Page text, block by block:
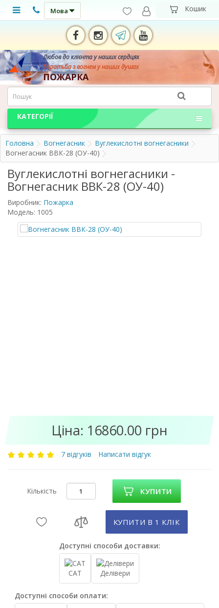
Мова
Любов до клієнта у наших сердцях
боротьба з вогнем у наших душах
ПОЖАРКА
КАТЕГОРІЇ
Головна Вогнегасник
Вуглекислотні вогнегасники
Вогнегасник ВВК-28 (ОУ-40)
Вуглекислотні вогнегасники -
Вогнегасник ВВК-28 (ОУ-40)
Виробник: Пожарка
Модель: 1005
Ціна: 16860.00 грн
7 відгуків Написати відгук
Кількість КУПИТИ
КУПИТИ В 1 КЛIК
Доступні способи доставки:
САТ Делівери
Доступні способи оплати: